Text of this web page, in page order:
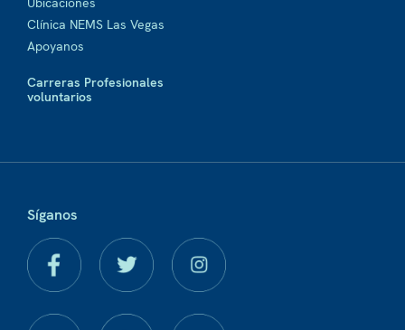
Clínica NEMS Las Vegas
Apoyanos
Carreras Profesionales
voluntarios
Síganos